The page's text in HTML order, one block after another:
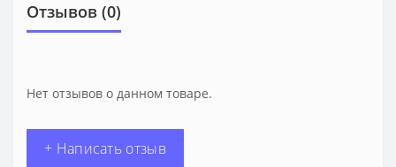
Отзывов (0)
Нет отзывов о данном товаре.
+ Написать отзыв